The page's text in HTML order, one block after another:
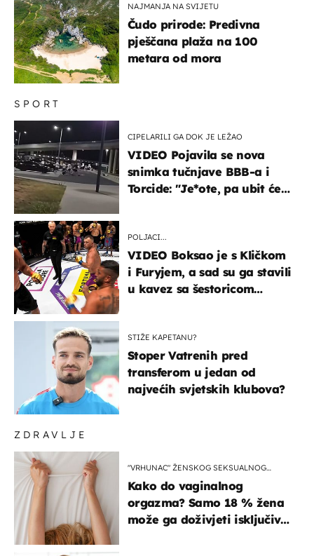
ZDRAVLJE
"VRHUNAC" ŽENSKOG SEKSUALNOG
Kako do vaginalnog
orgazma? Samo 18 % žena
može ga doživjeti isključivo
SPORT
CIPELARILI GA DOK JE LEŽAO
VIDEO Pojavila se nova
snimka tučnjave BBB-a i
Torcide: "Je*ote, pa ubit će
POLJACI...
VIDEO Boksao je s Kličkom
i Furyjem, a sad su ga stavili
u kavez sa šestoricom
STIŽE KAPETANU?
Stoper Vatrenih pred
transferom u jedan od
najvećih svjetskih klubova?
NAJMANJA NA SVIJETU
Čudo prirode: Predivna
pješčana plaža na 100
metara od mora